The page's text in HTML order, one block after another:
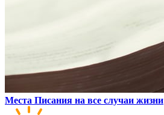
Места Писания на все случаи жизни